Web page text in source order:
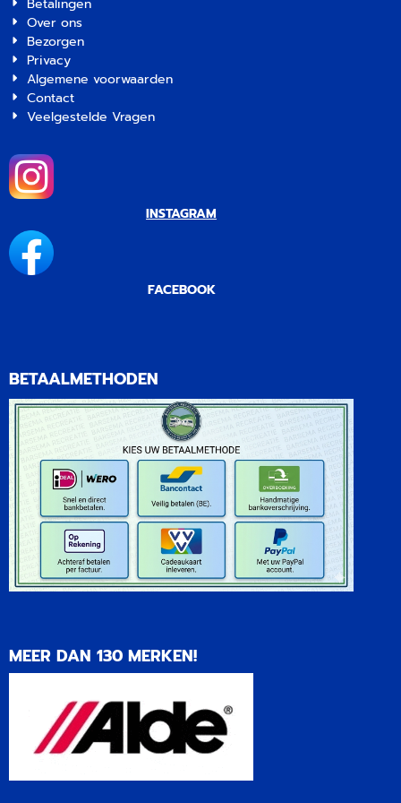
om het LED kanaal af te
dekken | Thule Tent LED
Mounting Rail 5200 4.00
Geanodiseerd |
Artikelnummer 2617107
Betalingen
Over ons
Bezorgen
Privacy
Algemene voorwaarden
Contact
Veelgestelde Vragen
INSTAGRAM
FACEBOOK
BETAALMETHODEN
MEER DAN 130 MERKEN!